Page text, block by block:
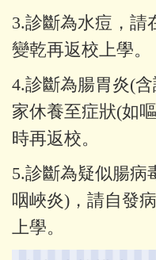
3.診斷為水痘，請
變乾再返校上學。
4.診斷為腸胃炎(
家休養至症狀(如
時再返校。
5.診斷為疑似腸病
咽峽炎) ，請自發
上學。